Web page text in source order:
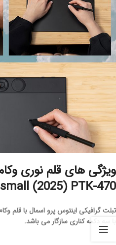
small (2025) PTK-470 :
با سه دکمه کناری سازگار می باشد.